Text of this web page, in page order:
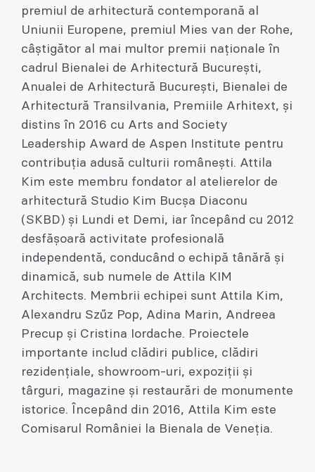
premiul de arhitectură contemporană al
Uniunii Europene, premiul Mies van der Rohe,
câștigător al mai multor premii naționale în
cadrul Bienalei de Arhitectură București,
Anualei de Arhitectură București, Bienalei de
Arhitectură Transilvania, Premiile Arhitext, și
distins în 2016 cu Arts and Society
Leadership Award de Aspen Institute pentru
contribuția adusă culturii românești. Attila
Kim este membru fondator al atelierelor de
arhitectură Studio Kim Bucșa Diaconu
(SKBD) și Lundi et Demi, iar începând cu 2012
desfășoară activitate profesională
independentă, conducând o echipă tânără și
dinamică, sub numele de Attila KIM
Architects. Membrii echipei sunt Attila Kim,
Alexandru Szűz Pop, Adina Marin, Andreea
Precup și Cristina Iordache. Proiectele
importante includ clădiri publice, clădiri
rezidențiale, showroom-uri, expoziții și
târguri, magazine și restaurări de monumente
istorice. Începând din 2016, Attila Kim este
Comisarul României la Bienala de Veneția.